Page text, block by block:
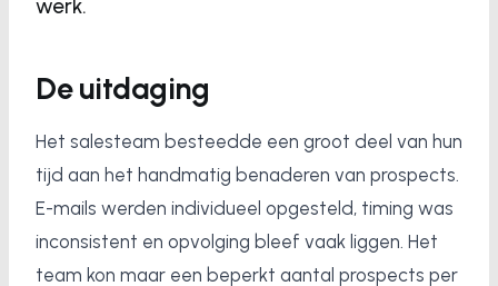
werk.
De uitdaging
Het salesteam besteedde een groot deel van hun
tijd aan het handmatig benaderen van prospects.
E-mails werden individueel opgesteld, timing was
inconsistent en opvolging bleef vaak liggen. Het
team kon maar een beperkt aantal prospects per